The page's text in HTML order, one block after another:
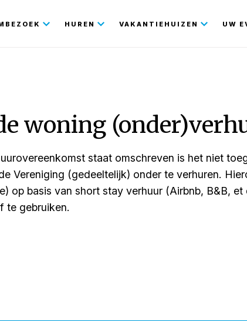
HUREN VAKANTIEHUIZEN UW
woning
staat omschreven is het niet
Vereniging (gedeeltelijk) onder te verhuren.
op basis van short stay verhuur (Airbnb, B&B,
te gebruiken.